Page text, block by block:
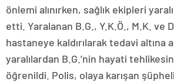
önlemi alınırken, sağlık ekipleri
etti. Yaralanan B.G., Y.K.Ö., M.K. ve
hastaneye kaldırılarak tedavi altına
yaralılardan B.G.’nin hayati
öğrenildi. Polis, olaya karışan